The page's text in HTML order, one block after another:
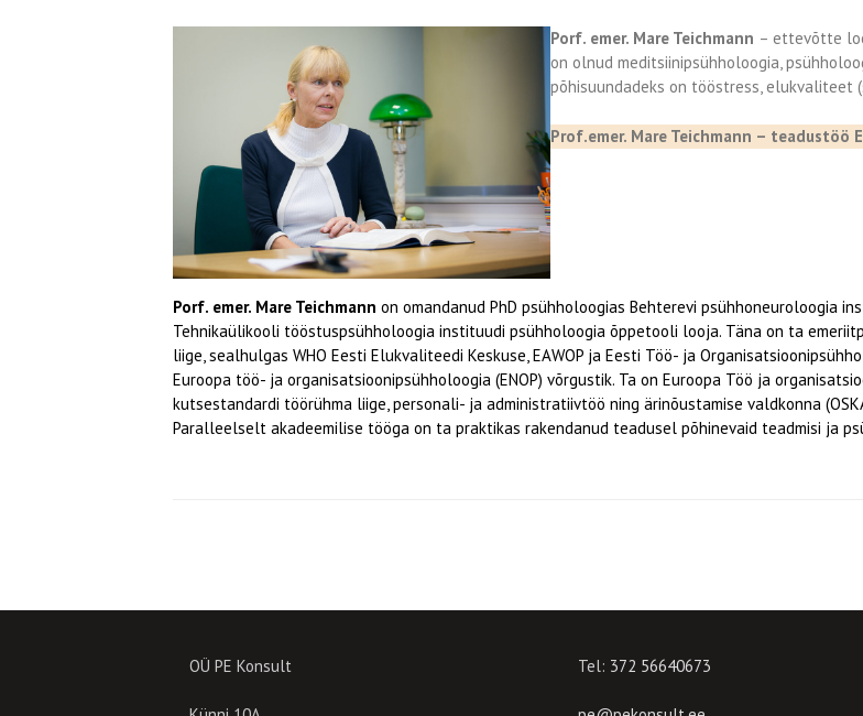
Porf. emer. Mare Teichmann – ettevõtte
on olnud meditsiinipsühholoogia,
põhisuundadeks on tööstress,
Prof.emer. Mare Teichmann – teadustöö
Porf. emer. Mare Teichmann on omandanud PhD psühholoogias Behterevi psühhoneuroloogia
Tehnikaülikooli tööstuspsühholoogia instituudi psühholoogia õppetooli looja. Täna on ta
liige, sealhulgas WHO Eesti Elukvaliteedi Keskuse, EAWOP ja Eesti Töö- ja
Euroopa töö- ja organisatsioonipsühholoogia (ENOP) võrgustik. Ta on Euroopa Töö ja
kutsestandardi töörühma liige, personali- ja administratiivtöö ning ärinõustamise valdkonna
Paralleelselt akadeemilise tööga on ta praktikas rakendanud teadusel põhinevaid teadmisi ja
OÜ PE Konsult Tel: 372 56640673